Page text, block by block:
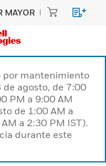
MAYOR
por mantenimiento
agosto, de 7:00
PM a 9:00 AM
de 1:00 AM a
a 2:30 PM IST).
durante este